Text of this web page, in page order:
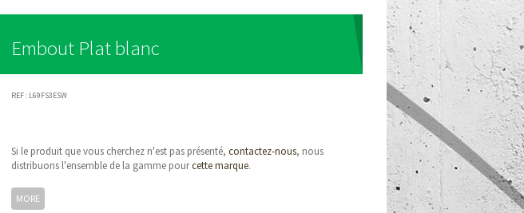
Embout Plat blanc
REF : L69FS3ESW
Si le produit que vous cherchez n'est pas présenté, contactez-nous, nous
distribuons l'ensemble de la gamme pourcette marque.
MORE